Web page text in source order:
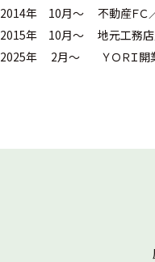
2014年 10月～不動産ＦＣ
2015年 10月～地元工務店
2025年 2月～ＹＯＲＩ開